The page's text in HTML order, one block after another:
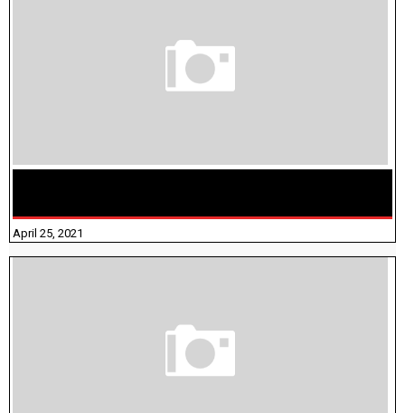
April 25, 2021